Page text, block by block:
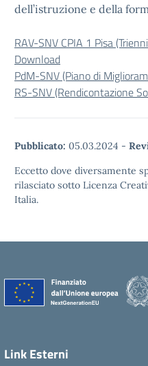
dell’istruzione e della
RAV-SNV CPIA 1 Pisa
Download
PdM-SNV (Piano di
RS-SNV (Rendicontazione
Pubblicato: 05.03.2024 -
Eccetto dove diversamente
rilasciato sotto Licenza
Italia.
Link Esterni